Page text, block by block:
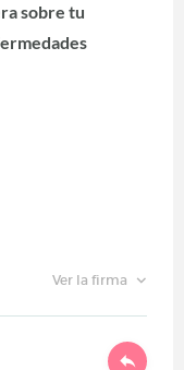
sobre tu
Ver la firma